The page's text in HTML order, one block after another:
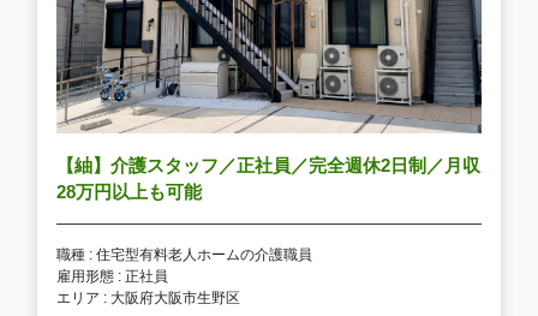
【紬】介護スタッフ／正社員／完全週休2日制／月収
28万円以上も可能
職種 : 住宅型有料老人ホームの介護職員
雇用形態 : 正社員
エリア : 大阪府大阪市生野区